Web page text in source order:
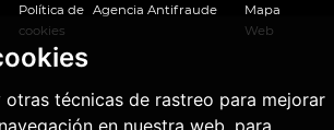
otras técnicas de rastreo para mejorar
en nuestra web, para
Política de
cookies
Agencia Antifraude
Mapa
Web